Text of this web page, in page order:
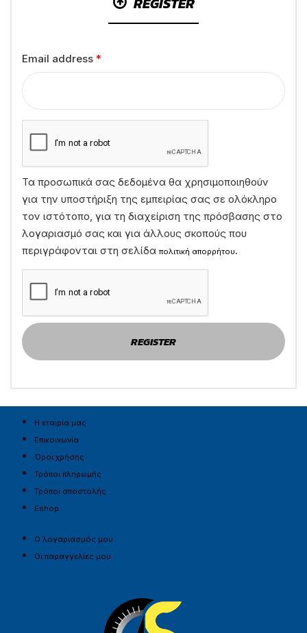
Email address *
Τα προσωπικά σας δεδομένα θα χρησιμοποιηθούν
για την υποστήριξη της εμπειρίας σας σε ολόκληρο
τον ιστότοπο, για τη διαχείριση της πρόσβασης στο
λογαριασμό σας και για άλλους σκοπούς που
περιγράφονται στη σελίδα πολιτική απορρήτου.
Η εταιρία μας
Επικοινωνία
Όροι χρήσης
Τρόποι πληρωμής
Τρόποι αποστολής
Eshop
Ο λογαριασμός μου
Οι παραγγελίες μου